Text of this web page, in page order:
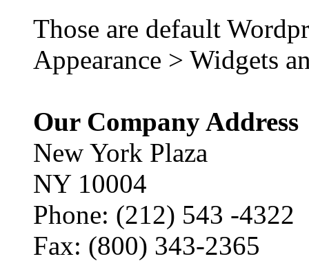
Those are default
Appearance > Widgets
Our Company Address
New York Plaza
NY 10004
Phone: (212) 543 -4322
Fax: (800) 343-2365